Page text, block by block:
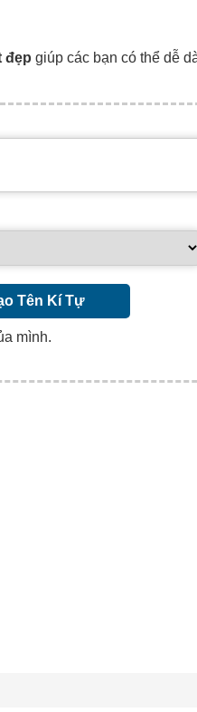
đẹp giúp các bạn có thể dễ
Tên Kí Tự
mình.